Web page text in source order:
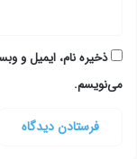
ذخیره نام، ایمیل و
می‌نویسم.